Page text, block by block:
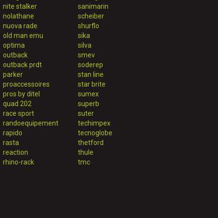
nite stalker
nolathane
nuova rade
old man emu
optima
outback
outback prdt
parker
proaccessoires
pros by ditel
quad 202
race sport
randoequipement
rapido
rasta
reaction
rhino-rack
sanimarin
scheiber
shurflo
sika
silva
smev
soderep
stan line
star brite
sumex
superb
suter
techimpex
tecnoglobe
thetford
thule
tmc